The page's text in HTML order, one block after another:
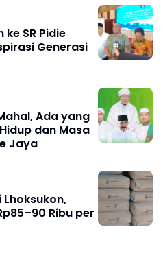
SR Pidie
Generasi
Ada yang
dan Masa
Jaya
Ribu per